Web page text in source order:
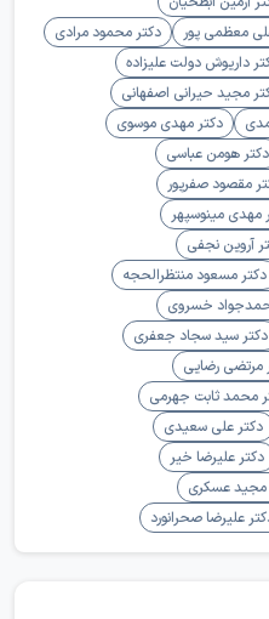
معظمی پور
دکتر محمود مرادی
داریوش دولت علیزاده
مجید حیرانی اصفهانی
دکتر مهدی موسوی
دکتر هومن عباسی
مقصود صفرپور
مهدی مینوسپهر
آروین نجفی
دکتر مسعود منتظرالحجه
خسروی
دکتر سید سجاد جعفری
مرتضی رضایی
محمد ثابت جهرمی
دکتر علی سعیدی
دکتر علیرضا خیر
مجید عسکری
علیرضا صحرانورد